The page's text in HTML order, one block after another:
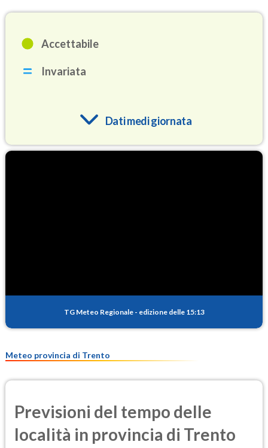
Accettabile
Invariata
Dati medi giornata
PM25
TG Meteo Regionale - edizione delle 15:13
Meteo provincia di Trento
Previsioni del tempo delle
località in provincia di Trento